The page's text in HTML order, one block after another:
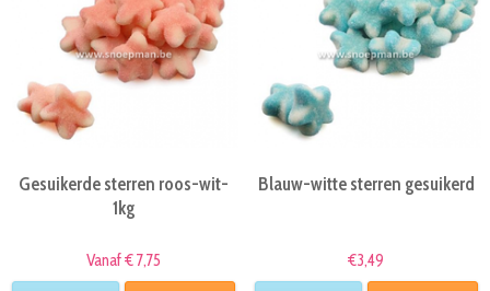
Gesuikerde sterren roos-wit-
1kg
Vanaf € 7,75
Blauw-witte sterren gesuikerd
€3,49